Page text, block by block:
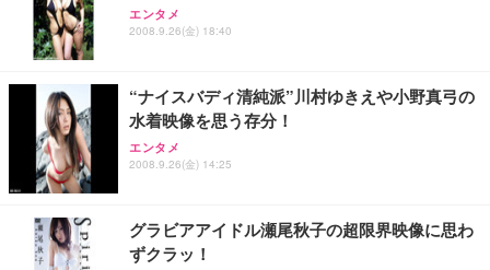
エンタメ
2008.9.26(金) 18:40
“ナイスバディ清純派”川村ゆきえや小野真弓の
水着映像を思う存分！
エンタメ
2008.9.26(金) 14:25
グラビアアイドル瀬尾秋子の超限界映像に思わ
ずクラッ！